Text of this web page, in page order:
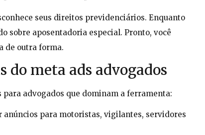
seus direitos previdenciários. Enquanto
sobre aposentadoria especial. Pronto, você
de outra forma.
meta ads advogados
advogados que dominam a ferramenta:
anúncios para motoristas, vigilantes, servidores